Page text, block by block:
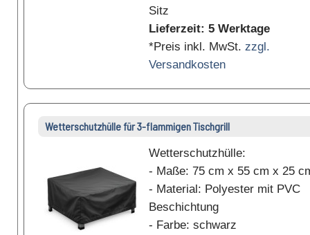
Sitz
Lieferzeit: 5 Werktage
*Preis inkl. MwSt. zzgl.
Versandkosten
Wetterschutzhülle für 3-flammigen Tischgrill
Wetterschutzhülle:
- Maße: 75 cm x 55 cm x 25
- Material: Polyester mit PVC
Beschichtung
- Farbe: schwarz